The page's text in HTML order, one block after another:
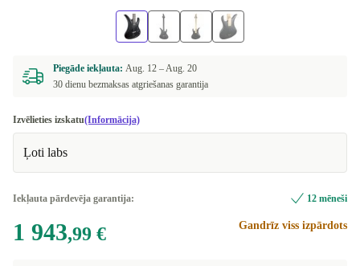
Piegāde iekļauta: Aug. 12 –Aug. 20
30 dienu bezmaksas atgriešanas garantija
Izvēlieties izskatu(Informācija)
Ļoti labs
Iekļauta pārdevēja garantija: 12 mēneši
1 943,99 € Gandrīz viss izpārdots